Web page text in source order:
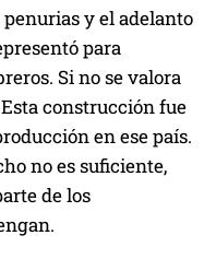
y el adelanto
para
Si no se valora
construcción fue
en ese país.
no es suficiente,
de los